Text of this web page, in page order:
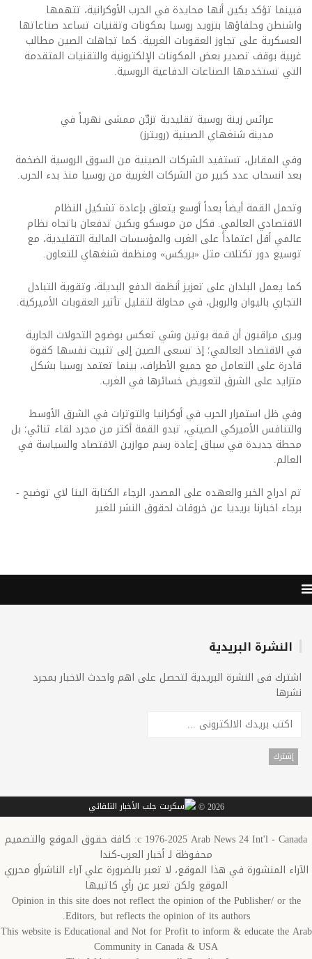
فبينما تؤكد بكين أنها محايدة في الحرب الأوكرانية، تتهمها
واشنطن وحلفاؤها بتزويد روسيا بمكونات وتقنيات تساعد صناعاتها
العسكرية على تجاوز العقوبات الغربية. كما تجاهلت الصين مطالب
غربية بوقف تصدير بعض المكونات الإلكترونية والتقنيات المتقدمة
التي تستخدمها الصناعات الدفاعية الروسية.
عرائس زينة روسية تقليدية تزيِّن ممشى نهرياً في
مدينة شنغهاي الصينية (رويترز)
وفي المقابل، تستفيد الشركات الصينية من السوق الروسية الضخمة
بعد انسحاب عدد كبير من الشركات الغربية من روسيا منذ بدء الحرب.
وتحمل القمة أيضاً بعداً أوسع يتعلق بإعادة تشكيل النظام
الاقتصادي العالمي. فكل من موسكو وبكين تدفعان باتجاه نظام
عالمي أقل اعتماداً على الغرب والمؤسسات المالية التقليدية، مع
توسيع دور تكتلات مثل «بريكس» ومنظمة شنغهاي للتعاون.
كما يعمل البلدان على تعزيز أنظمة الدفع البديلة، وتقوية التبادل
التجاري باليوان والروبل، في محاولة لتقليل تأثير العقوبات الأميركية.
ويرى مراقبون أن قمة بوتين وشي تعكس بوضوح التحولات الجارية
في الاقتصاد العالمي؛ إذ تسعى الصين إلى تثبيت نفسها كقوة
قادرة على التعامل مع جميع الأطراف، بينما تعتمد روسيا بشكل
متزايد على الشرق لتعويض خسائرها في الغرب.
وفي ظل استمرار الحرب في أوكرانيا والتوترات في الشرق الأوسط
والتنافس الأميركي الصيني، تبدو القمة أكثر من مجرد لقاء ثنائي؛ بل
محطة جديدة في سباق إعادة رسم موازين الاقتصاد والسياسة في
العالم.
تم ادراج الخبر والعهده على المصدر، الرجاء الكتابة الينا لاي توضبح -
برجاء اخبارنا بريديا عن خروقات لحقوق النشر للغير
النشرة البريدية
اشترك فى النشرة البريدية لتحصل على اهم واحدث الاخبار بمجرد
نشرها
2026 ©
c 1976-2025 Arab News 24 Int'l - Canada: كافة حقوق الموقع والتصميم
محفوظة لـ أخبار العرب-كندا
الآراء المنشورة في هذا الموقع، لا تعبر بالضرورة علي آراء الناشرأو محرري
الموقع ولكن تعبر عن رأي كاتبيها
Opinion in this site does not reflect the opinion of the Publisher/ or the
Editors, but reflects the opinion of its authors.
This website is Educational and Not for Profit to inform & educate the Arab
Community in Canada & USA